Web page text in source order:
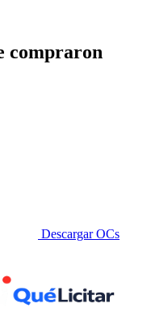
compraron
Descargar OCs